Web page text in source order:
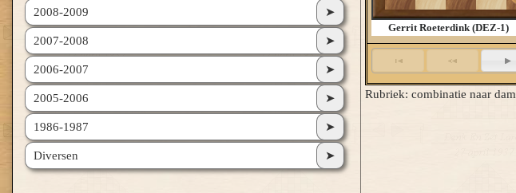
2008-2009 ➤
2007-2008 ➤
2006-2007 ➤
2005-2006 ➤
1986-1987 ➤
Diversen ➤
Gerrit Roeterdink (DEZ-1)
Rubriek: combinatie naar dam